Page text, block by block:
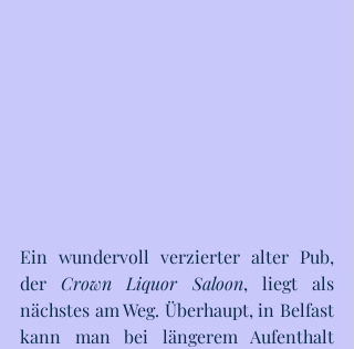
Ein wundervoll verzierter alter Pub,
der Crown Liquor Saloon, liegt als
nächstes am Weg. Überhaupt, in Belfast
kann man bei längerem Aufenthalt